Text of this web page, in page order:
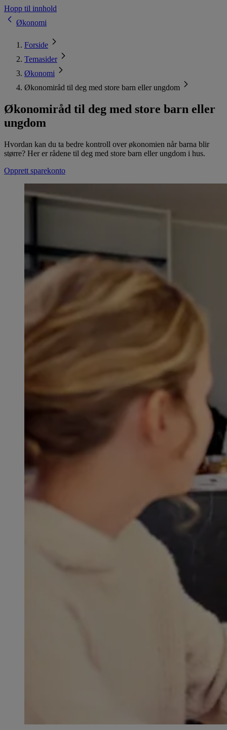
Hopp til innhold
Økonomi
Forside
Temasider
Økonomi
Økonomiråd til deg med store barn eller ungdom
Økonomiråd til deg med store barn eller
ungdom
Hvordan kan du ta bedre kontroll over økonomien når barna blir
større? Her er rådene til deg med store barn eller ungdom i hus.
Opprett sparekonto